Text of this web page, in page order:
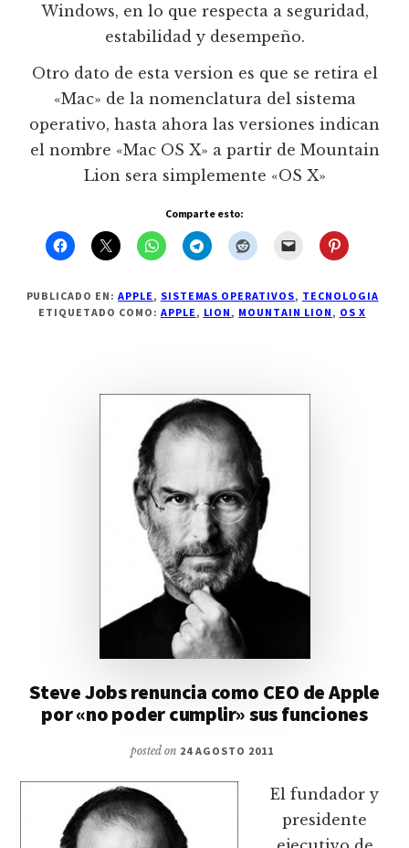
Windows, en lo que respecta a seguridad,
estabilidad y desempeño.
Otro dato de esta version es que se retira el
«Mac» de la nomenclatura del sistema
operativo, hasta ahora las versiones indican
el nombre «Mac OS X» a partir de Mountain
Lion sera simplemente «OS X»
Comparte esto:
PUBLICADO EN: APPLE , SISTEMAS OPERATIVOS, TECNOLOGIA
ETIQUETADO COMO: APPLE , LION , MOUNTAIN LION , OS X
Steve Jobs renuncia como CEO de Apple
por «no poder cumplir» sus funciones
posted on 24 AGOSTO 2011
El fundador y
presidente